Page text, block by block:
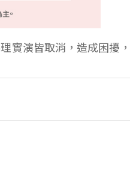
實演皆取消，造成困擾，